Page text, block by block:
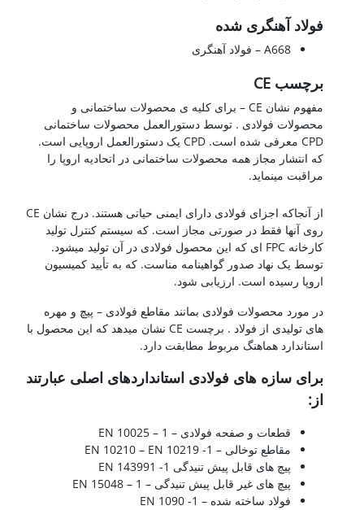
فولاد آهنگری شده
A668 – فولاد آهنگری
برچسب CE
مفهوم نشان CE – برای کلیه ی محصولات ساختمانی و
محصولات فولادی . توسط دستورالعمل محصولات ساختمانی
CPD معرفی شده است. CPD یک دستورالعمل اروپایی است.
که انتشار مجاز همه محصولات ساختمانی در اتحادیه اروپا را
مراقبت مینماید.
از آنجاکه اجزای فولادی دارای ایمنی حیاتی هستند. درج نشان CE
روی آنها فقط در صورتی مجاز است. که سیستم کنترل تولید
کارخانه FPC ای که این محصول فولادی در آن تولید میشود.
توسط یک نهاد صدور گواهینامه مناست. که به تأیید کمیسیون
اروپا رسیده است. ارزیابی شود.
در مورد محصولات فولادی بمانند مقاطع فولادی – پیچ و مهره
های تولیدی از فولاد . برچست CE نشان میدهد که این محصول با
استاندارد هماهنگ مربوط مطابقت دارد.
برای سازه های فولادی استانداردهای اصلی عبارتند
از:
قطعات و صفحه فولادی – EN 10025 – 1
مقاطع توخالی – EN 10210 – EN 10219 -1
پیچ های قابل پیش تنیدگی 1- 143991 EN
پیچ های غیر قابل پیش تنیدگی – EN 15048 – 1
فولاد ساخته شده – EN 1090 -1